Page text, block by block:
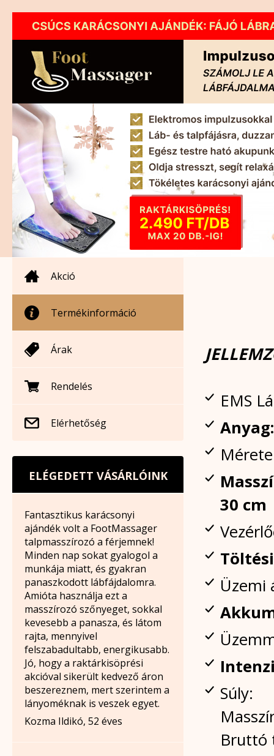
Akció
Termékinformáció
Árak
Rendelés
Elérhetőség
ELÉGEDETT VÁSÁRLÓINK
Fantasztikus karácsonyi
ajándék volt a FootMassager
talpmasszírozó a férjemnek!
Minden nap sokat gyalogol a
munkája miatt, és gyakran
panaszkodott lábfájdalomra.
Amióta használja ezt a
masszírozó szőnyeget, sokkal
kevesebb a panasza, és látom
rajta, mennyivel
felszabadultabb, energikusabb.
Jó, hogy a raktárkisöprési
akcióval sikerült kedvező áron
beszereznem, mert szerintem a
lányoméknak is veszek egyet.
Kozma Ildikó, 52 éves
EMS
30 cm
Üzemi
Súly:
Bruttó